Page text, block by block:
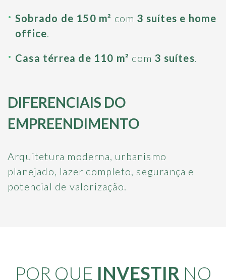
Sobrado de 150 m² com 3 suítes e home
office
Casa térrea de 110 m² com 3 suítes
DIFERENCIAIS DO
EMPREENDIMENTO
Arquitetura moderna, urbanismo
planejado, lazer completo, segurança e
potencial de valorização.
POR QUE INVESTIR NO